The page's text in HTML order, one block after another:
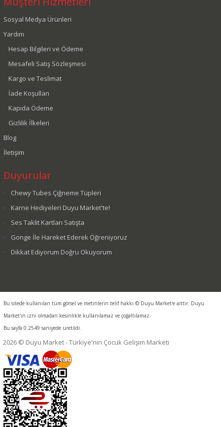
Sosyal Medya Ürünleri
Yardım
Hesap Bilgileri ve Ödeme
Mesafeli Satış Sözleşmesi
Kargo ve Teslimat
İade Koşulları
Kapıda Ödeme
Gizlilik İlkeleri
Blog
İletişim
Duyurular
Chewy Tubes Çiğneme Tüpleri
Karne Hediyeleri Duyu Market'te!
Ses Taklit Kartları Satışta
Gonge İle Hareket Ederek Öğreniyoruz
Dikkat Ediyorum Doğru Okuyorum
Bu sitede kullanılan tüm görsel ve metinlerin telif hakkı © Duyu Market'e aittir. Duyu
Market'in izni olmadan kesinlikle kullanılamaz ve çoğaltılamaz.
Bu sayfa 0.2549 saniyede üretildi.
2026 © Duyu Market - Türkiye'nin Çocuk Gelişim Marketi